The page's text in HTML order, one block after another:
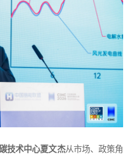
技术中心夏文杰从市场、政策角